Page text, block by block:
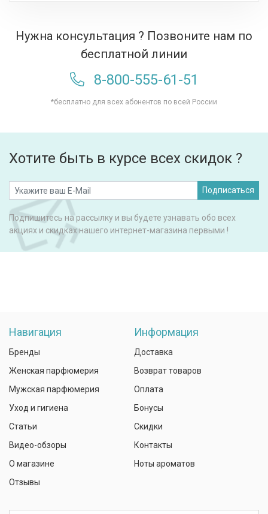
Нужна консультация ? Позвоните нам по
бесплатной линии
8-800-555-61-51
*бесплатно для всех абонентов по всей России
Хотите быть в курсе всех скидок ?
Подписаться
Подпишитесь на рассылку и вы будете узнавать обо всех
акциях и скидках нашего интернет-магазина первыми !
Навигация
Бренды
Женская парфюмерия
Мужская парфюмерия
Уход и гигиена
Статьи
Видео-обзоры
О магазине
Отзывы
Информация
Доставка
Возврат товаров
Оплата
Бонусы
Скидки
Контакты
Ноты ароматов